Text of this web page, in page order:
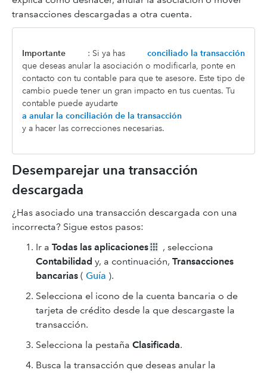
transacciones descargadas a otra cuenta.
Importante : Si ya has
conciliado la transacción
que deseas anular la asociación o modificarla, ponte en
contacto con tu contable para que te asesore. Este tipo de
cambio puede tener un gran impacto en tus cuentas. Tu
contable puede ayudarte
a anular la conciliación de la transacción
y a hacer las correcciones necesarias.
Desemparejar una transacción
descargada
¿Has asociado una transacción descargada con una
incorrecta? Sigue estos pasos:
Ir a Todas las aplicaciones
, selecciona
Contabilidad y, a continuación, Transacciones
bancarias ( Guía ).
Selecciona el icono de la cuenta bancaria o de
tarjeta de crédito desde la que descargaste la
transacción.
Selecciona la pestaña Clasificada.
Busca la transacción que deseas anular la